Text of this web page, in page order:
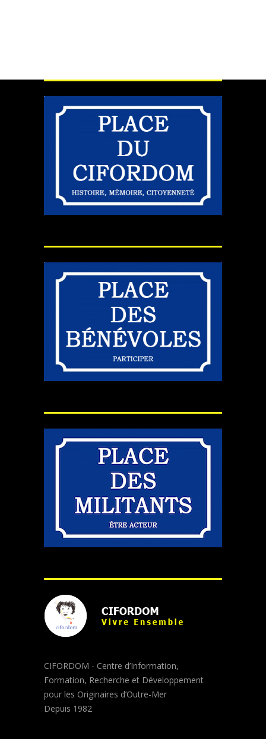
CIFORDOM - Centre d’Information,
Formation, Recherche et Développement
pour les Originaires d’Outre-Mer
Depuis 1982